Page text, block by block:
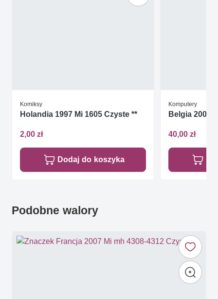
Komiksy
Holandia 1997 Mi 1605 Czyste **
2,00 zł
Dodaj do koszyka
Komputery
Belgia 2007
40,00 zł
Podobne walory